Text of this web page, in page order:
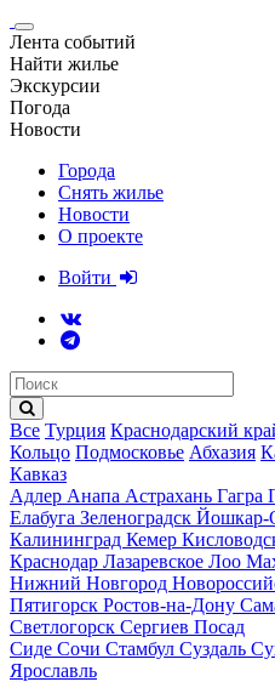
Лента событий
Найти жилье
Экскурсии
Погода
Новости
Города
Снять жилье
Новости
О проекте
Войти
Все Турция Краснодарский
Кольцо Подмосковье Абхазия
Кавказ
Адлер Анапа Астрахань Гагра
Елабуга Зеленоградск Йошкар-
Калининград Кемер
Краснодар Лазаревское Лоо
Нижний Новгород
Пятигорск Ростов-на-Дону
Светлогорск Сергиев Посад
Сиде Сочи Стамбул Суздаль
Ярославль